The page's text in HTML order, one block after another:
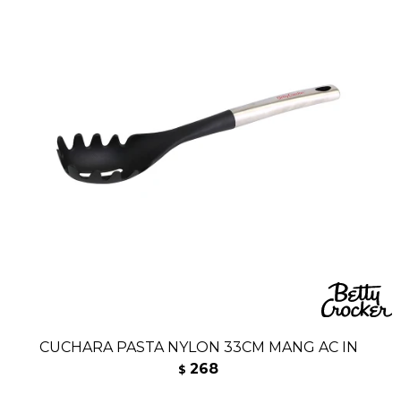
CUCHARA PASTA NYLON 33CM MANG AC IN
$ 268